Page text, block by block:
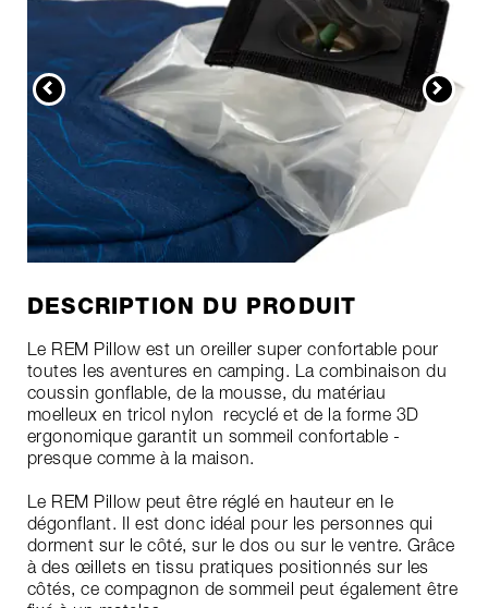
DESCRIPTION DU PRODUIT
Le REM Pillow est un oreiller super confortable pour
toutes les aventures en camping. La combinaison du
coussin gonflable, de la mousse, du matériau
moelleux en tricol nylon recyclé et de la forme 3D
ergonomique garantit un sommeil confortable -
presque comme à la maison.
Le REM Pillow peut être réglé en hauteur en le
dégonflant. Il est donc idéal pour les personnes qui
dorment sur le côté, sur le dos ou sur le ventre. Grâce
à des œillets en tissu pratiques positionnés sur les
côtés, ce compagnon de sommeil peut également être